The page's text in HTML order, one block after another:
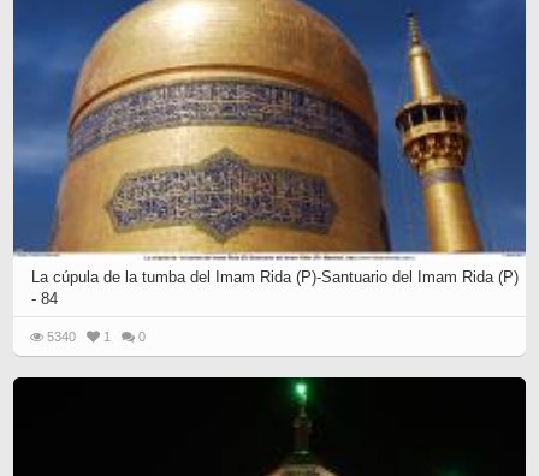
La cúpula de la tumba del Imam Rida (P)-Santuario del Imam Rida (P)
- 84
5340 1 0